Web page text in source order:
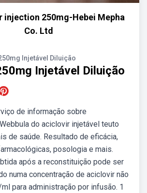
250mg-Hebei Mepha
Co. Ltd
Injetável Diluição
Injetável Diluição
de informação sobre
do aciclovir injetável teuto
de saúde. Resultado de eficácia,
posologia e mais.
após a reconstituição pode ser
numa concentração de aciclovir não
para administração por infusão. 1